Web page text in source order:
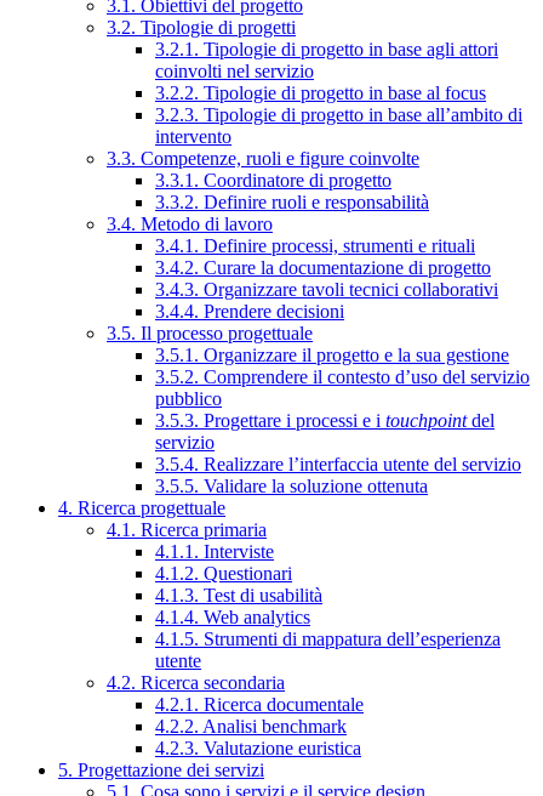
3.1. Obiettivi del progetto
3.2. Tipologie di progetti
3.2.1. Tipologie di progetto in base agli attori
coinvolti nel servizio
3.2.2. Tipologie di progetto in base al focus
3.2.3. Tipologie di progetto in base all’ambito di
intervento
3.3. Competenze, ruoli e figure coinvolte
3.3.1. Coordinatore di progetto
3.3.2. Definire ruoli e responsabilità
3.4. Metodo di lavoro
3.4.1. Definire processi, strumenti e rituali
3.4.2. Curare la documentazione di progetto
3.4.3. Organizzare tavoli tecnici collaborativi
3.4.4. Prendere decisioni
3.5. Il processo progettuale
3.5.1. Organizzare il progetto e la sua gestione
3.5.2. Comprendere il contesto d’uso del servizio
pubblico
3.5.3. Progettare i processi e i touchpointdel
servizio
3.5.4. Realizzare l’interfaccia utente del servizio
3.5.5. Validare la soluzione ottenuta
4. Ricerca progettuale
4.1. Ricerca primaria
4.1.1. Interviste
4.1.2. Questionari
4.1.3. Test di usabilità
4.1.4. Web analytics
4.1.5. Strumenti di mappatura dell’esperienza
utente
4.2. Ricerca secondaria
4.2.1. Ricerca documentale
4.2.2. Analisi benchmark
4.2.3. Valutazione euristica
5. Progettazione dei servizi
5.1. Cosa sono i servizi e il service design